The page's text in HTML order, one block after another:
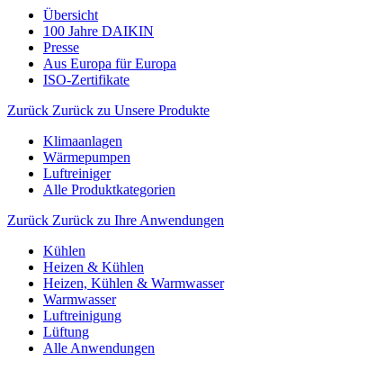
Übersicht
100 Jahre DAIKIN
Presse
Aus Europa für Europa
ISO-Zertifikate
Zurück Zurück zu Unsere Produkte
Klimaanlagen
Wärmepumpen
Luftreiniger
Alle Produktkategorien
Zurück Zurück zu Ihre Anwendungen
Kühlen
Heizen & Kühlen
Heizen, Kühlen & Warmwasser
Warmwasser
Luftreinigung
Lüftung
Alle Anwendungen